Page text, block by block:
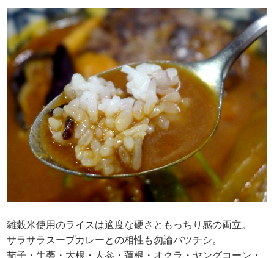
雑穀米使用のライスは適度な硬さともっちり感の両立。
サラサラスープカレーとの相性も勿論バツチシ。
茄子・牛蒡・大根・人参・蓮根・オクラ・ヤングコーン・